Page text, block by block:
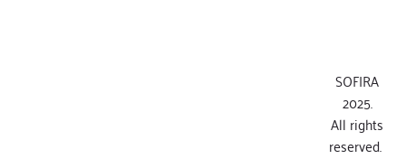
SOFIRA
2025.
All rights
reserved.